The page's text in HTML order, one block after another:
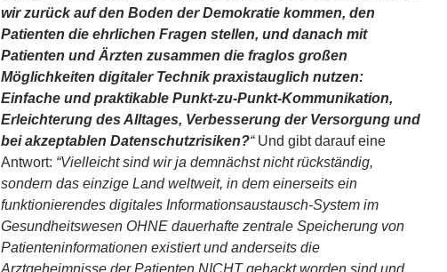
wir zurück auf den Boden der Demokratie kommen, den
Patienten die ehrlichen Fragen stellen, und danach mit
Patienten und Ärzten zusammen die fraglos großen
Möglichkeiten digitaler Technik praxistauglich nutzen:
Einfache und praktikable Punkt-zu-Punkt-Kommunikation,
Erleichterung des Alltages, Verbesserung der Versorgung und
bei akzeptablen Datenschutzrisiken?“Und gibt darauf eine
Antwort: “Vielleicht sind wir ja demnächst nicht rückständig,
sondern das einzige Land weltweit, in dem einerseits ein
funktionierendes digitales Informationsaustausch-System im
Gesundheitswesen OHNE dauerhafte zentrale Speicherung von
Patienteninformationen existiert und anderseits die
Arztgeheimnisse der Patienten NICHT gehackt worden sind und